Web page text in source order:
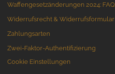
Waffengesetzänderungen 2024: FAQ
Widerrufsrecht & Widerrufsformular
Zahlungsarten
Zwei-Faktor-Authentifizierung
Cookie Einstellungen